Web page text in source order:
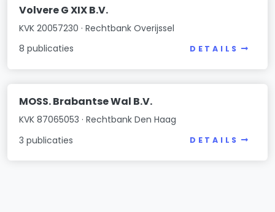
Volvere G XIX B.V.
KVK 20057230 · Rechtbank Overijssel
8 publicaties
DETAILS
MOSS. Brabantse Wal B.V.
KVK 87065053 · Rechtbank Den Haag
3 publicaties
DETAILS